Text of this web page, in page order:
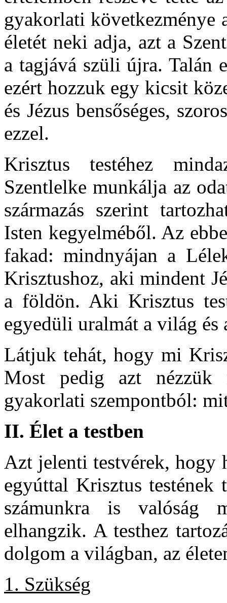
gyakorlati következménye
életét neki adja, azt a
a tagjává szüli újra. Talán
ezért hozzuk egy kicsit
és Jézus bensőséges,
ezzel.
Krisztus testéhez
Szentlelke munkálja az
származás szerint
Isten kegyelméből. Az
fakad: mindnyájan a
Krisztushoz, aki mindent
a földön. Aki Krisztus
egyedüli uralmát a világ és
Látjuk tehát, hogy mi
Most pedig azt
gyakorlati szempontból:
II. Élet a testben
Azt jelenti testvérek, hogy
egyúttal Krisztus
számunkra is valóság
elhangzik. A testhez
dolgom a világban, az
1. Szükség